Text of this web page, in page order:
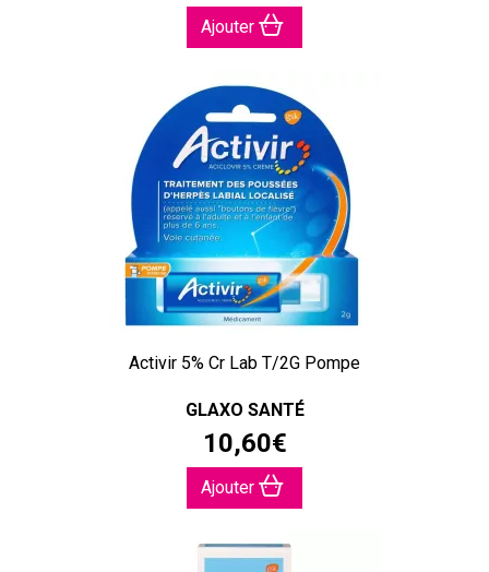
Ajouter
Activir 5% Cr Lab T/2G Pompe
GLAXO SANTÉ
10,60€
Ajouter